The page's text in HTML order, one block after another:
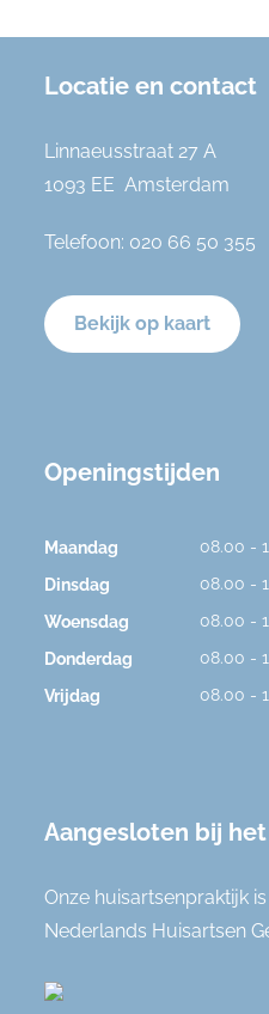
Locatie en contact
Linnaeusstraat 27 A
1093 EE Amsterdam
Telefoon: 020 66 50 355
Bekijk op kaart
Openingstijden
Maandag 08.00 -
Dinsdag 08.00 -
Woensdag 08.00 -
Donderdag 08.00 -
Vrijdag 08.00 -
Aangesloten bij het
Onze huisartsenpraktijk
Nederlands Huisartsen